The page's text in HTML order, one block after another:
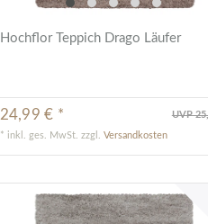
Hochflor Teppich Drago Läufer
UVP
24,99 € *
* inkl. ges. MwSt. zzgl. Versandkosten